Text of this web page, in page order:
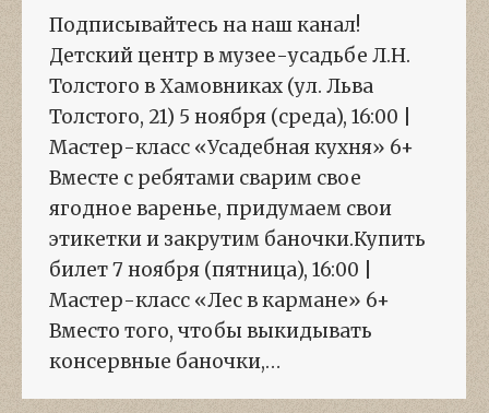
Подписывайтесь на наш канал!
Детский центр в музее-усадьбе Л.Н.
Толстого в Хамовниках (ул. Льва
Толстого, 21) 5 ноября (среда), 16:00 |
Мастер-класс «Усадебная кухня» 6+
Вместе с ребятами сварим свое
ягодное варенье, придумаем свои
этикетки и закрутим баночки.Купить
билет 7 ноября (пятница), 16:00 |
Мастер-класс «Лес в кармане» 6+
Вместо того, чтобы выкидывать
консервные баночки,…